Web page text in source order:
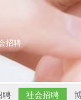
招聘
聘 社会招聘